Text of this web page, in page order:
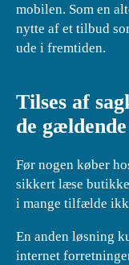
mobilen. Som en
nytte af et tilbud
ude i fremtiden.
Tilses af
de
Før nogen køber
sikkert læse
i mange tilfælde
En anden løsning
internet